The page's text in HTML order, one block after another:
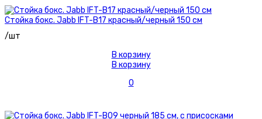
Стойка бокс. Jabb IFT-B17 красный/черный 150 см
/шт
В корзину
В корзину
0